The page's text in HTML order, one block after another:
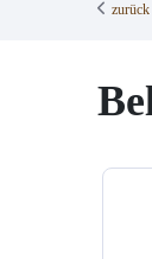
zurück